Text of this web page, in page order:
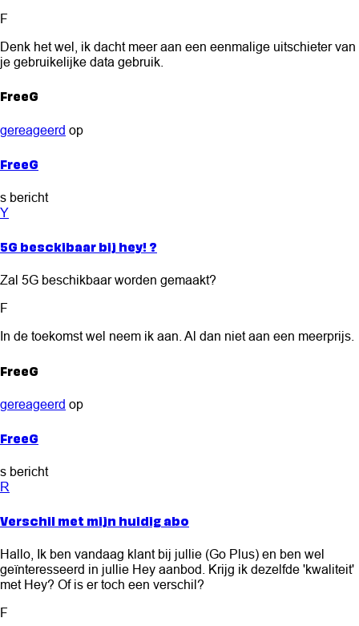
F
Denk het wel, ik dacht meer aan een eenmalige uitschieter van
je gebruikelijke data gebruik.
FreeG
gereageerd op
FreeG
s bericht
Y
5G besckibaar bij hey! ?
Zal 5G beschikbaar worden gemaakt?
F
In de toekomst wel neem ik aan. Al dan niet aan een meerprijs.
FreeG
gereageerd op
FreeG
s bericht
R
Verschil met mijn huidig abo
Hallo, Ik ben vandaag klant bij jullie (Go Plus) en ben wel
geïnteresseerd in jullie Hey aanbod. Krijg ik dezelfde 'kwaliteit'
met Hey? Of is er toch een verschil?
F